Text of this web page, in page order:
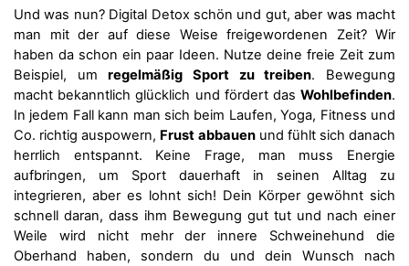
Und was nun? Digital Detox schön und gut, aber was macht
man mit der auf diese Weise freigewordenen Zeit? Wir
haben da schon ein paar Ideen. Nutze deine freie Zeit zum
Beispiel, umregelmäßig Sport zu treiben. Bewegung
macht bekanntlich glücklich und fördert das Wohlbefinden.
In jedem Fall kann man sich beim Laufen, Yoga, Fitness und
Co. richtig auspowern, Frust abbauenund fühlt sich danach
herrlich entspannt. Keine Frage, man muss Energie
aufbringen, um Sport dauerhaft in seinen Alltag zu
integrieren, aber es lohnt sich! Dein Körper gewöhnt sich
schnell daran, dass ihm Bewegung gut tut und nach einer
Weile wird nicht mehr der innere Schweinehund die
Oberhand haben, sondern du und dein Wunsch nach